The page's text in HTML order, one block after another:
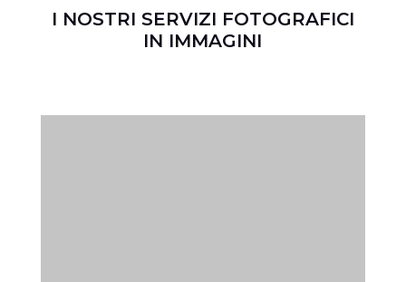
I NOSTRI SERVIZI FOTOGRAFICI
IN IMMAGINI